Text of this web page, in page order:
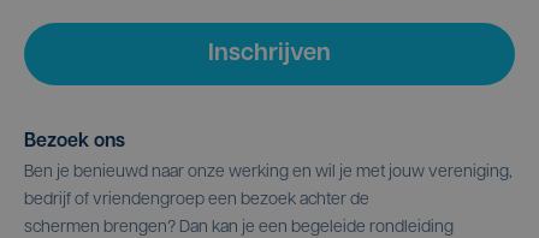
Inschrijven
Bezoek ons
Ben je benieuwd naar onze werking en wil je met jouw vereniging,
bedrijf of vriendengroep een bezoek achter de
schermen brengen? Dan kan je een begeleide rondleiding